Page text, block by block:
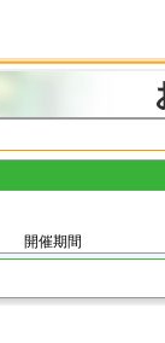
開催期間